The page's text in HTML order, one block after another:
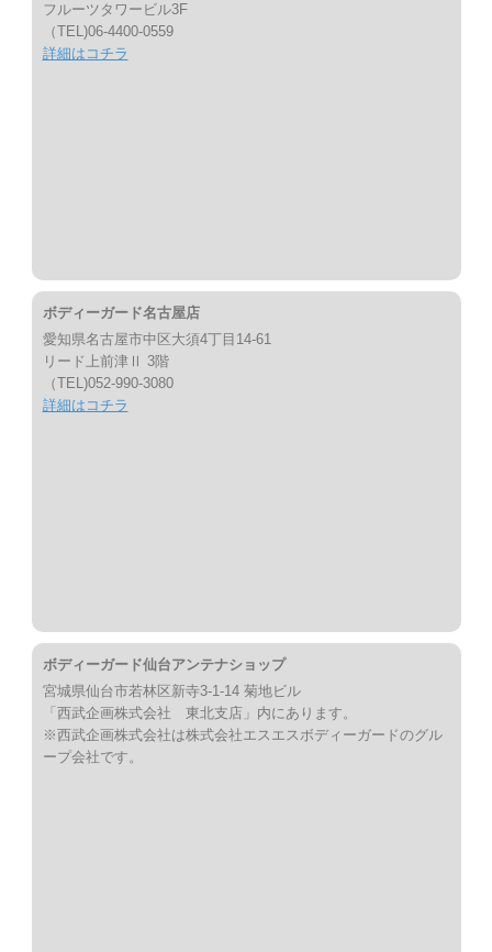
フルーツタワービル3F
（TEL)06-4400-0559
詳細はコチラ
ボディーガード名古屋店
愛知県名古屋市中区大須4丁目14-61
リード上前津Ⅱ 3階
（TEL)052-990-3080
詳細はコチラ
ボディーガード仙台アンテナショップ
宮城県仙台市若林区新寺3-1-14 菊地ビル
「西武企画株式会社 東北支店」内にあります。
※西武企画株式会社は株式会社エスエスボディーガードのグル
ープ会社です。